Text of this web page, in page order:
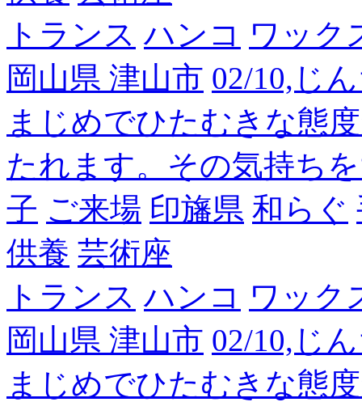
トランス ハンコ ワック
岡山県 津山市 02/10,じ
まじめでひたむきな態
たれます。その気持ち
子 ご来場 印旛県 和らぐ
供養 芸術座
トランス ハンコ ワック
岡山県 津山市 02/10,じ
まじめでひたむきな態